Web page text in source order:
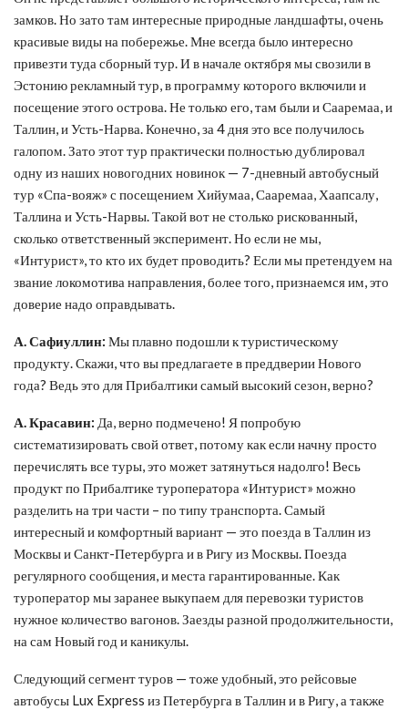
замков. Но зато там интересные природные ландшафты, очень
красивые виды на побережье. Мне всегда было интересно
привезти туда сборный тур. И в начале октября мы свозили в
Эстонию рекламный тур, в программу которого включили и
посещение этого острова. Не только его, там были и Сааремаа, и
Таллин, и Усть-Нарва. Конечно, за 4 дня это все получилось
галопом. Зато этот тур практически полностью дублировал
одну из наших новогодних новинок — 7-дневный автобусный
тур «Спа-вояж» с посещением Хийумаа, Сааремаа, Хаапсалу,
Таллина и Усть-Нарвы. Такой вот не столько рискованный,
сколько ответственный эксперимент. Но если не мы,
«Интурист», то кто их будет проводить? Если мы претендуем на
звание локомотива направления, более того, признаемся им, это
доверие надо оправдывать.
А. Сафиуллин: Мы плавно подошли к туристическому
продукту. Скажи, что вы предлагаете в преддверии Нового
года? Ведь это для Прибалтики самый высокий сезон, верно?
А. Красавин: Да, верно подмечено! Я попробую
систематизировать свой ответ, потому как если начну просто
перечислять все туры, это может затянуться надолго! Весь
продукт по Прибалтике туроператора «Интурист» можно
разделить на три части – по типу транспорта. Самый
интересный и комфортный вариант — это поезда в Таллин из
Москвы и Санкт-Петербурга и в Ригу из Москвы. Поезда
регулярного сообщения, и места гарантированные. Как
туроператор мы заранее выкупаем для перевозки туристов
нужное количество вагонов. Заезды разной продолжительности,
на сам Новый год и каникулы.
Следующий сегмент туров — тоже удобный, это рейсовые
автобусы Lux Express из Петербурга в Таллин и в Ригу, а также